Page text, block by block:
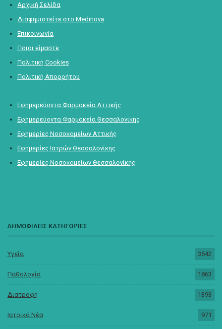
Αρχική Σελίδα
Διαφημιστείτε στο Medinova
Επικοινωνία
Ποιοι είμαστε
Πολιτική Cookies
Πολιτική Απορρήτου
Εφημερεύοντα Φαρμακεία Αττικής
Εφημερεύοντα Φαρμακεία Θεσσαλονίκης
Εφημερίες Νοσοκομείων Αττικής
Εφημερίες Ιατρών Θεσσαλονίκης
Εφημερίες Νοσοκομείων Θεσσαλονίκης
ΔΗΜΟΦΙΛΕΙΣ ΚΑΤΗΓΟΡΙΕΣ
Υγεία 3542
Παθολογία 1863
Διατροφή 1393
Ιατρικά Νέα 971